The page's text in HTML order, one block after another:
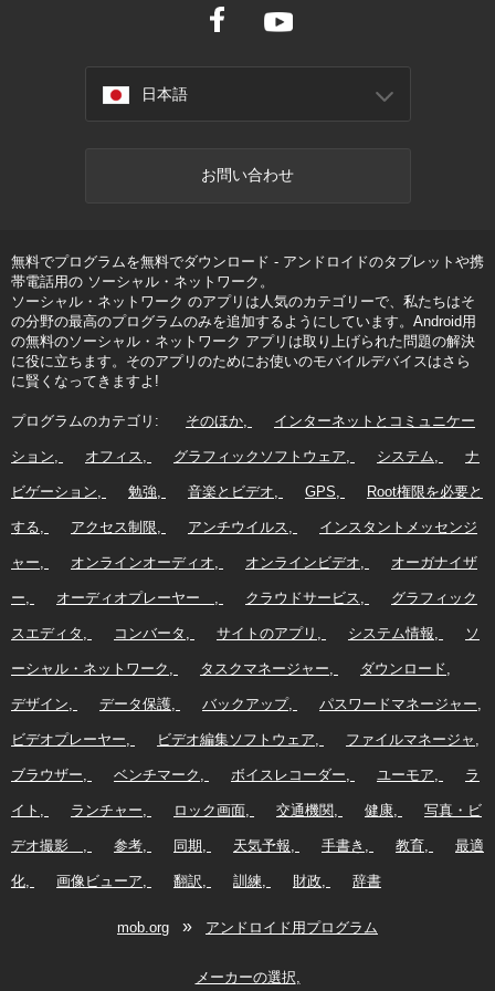
日本語
お問い合わせ
無料でプログラムを無料でダウンロード - アンドロイドのタブレットや携
帯電話用の ソーシャル・ネットワーク。
ソーシャル・ネットワーク のアプリは人気のカテゴリーで、私たちはそ
の分野の最高のプログラムのみを追加するようにしています。Android用
の無料のソーシャル・ネットワーク アプリは取り上げられた問題の解決
に役に立ちます。そのアプリのためにお使いのモバイルデバイスはさら
に賢くなってきますよ!
プログラムのカテゴリ: そのほか インターネットとコミュニケー
ション オフィス グラフィックソフトウェア システム ナ
ビゲーション 勉強 音楽とビデオ GPS Root権限を必要と
する アクセス制限 アンチウイルス インスタントメッセンジ
ャー オンラインオーディオ オンラインビデオ オーガナイザ
ー オーディオプレーヤー クラウドサービス グラフィック
スエディタ コンバータ サイトのアプリ システム情報 ソ
ーシャル・ネットワーク タスクマネージャー ダウンロード
デザイン データ保護 バックアップ パスワードマネージャー
ビデオプレーヤー ビデオ編集ソフトウェア ファイルマネージャ
ブラウザー ベンチマーク ボイスレコーダー ユーモア ラ
イト ランチャー ロック画面 交通機関 健康 写真・ビ
デオ撮影 参考 同期 天気予報 手書き 教育 最適
化 画像ビューア 翻訳 訓練 財政 辞書
mob.org » アンドロイド用プログラム
メーカーの選択